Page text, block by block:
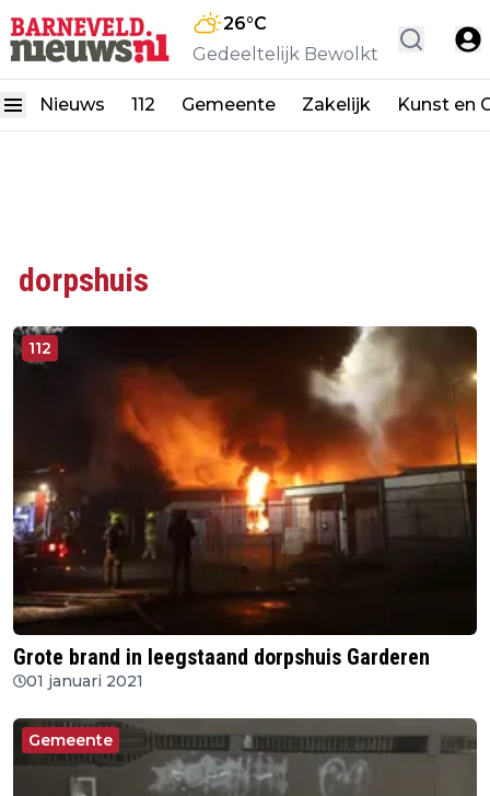
26°C
Gedeeltelijk Bewolkt
Nieuws 112 Gemeente Zakelijk Kunst en
dorpshuis
112
Grote brand in leegstaand dorpshuis Garderen
01 januari 2021
Gemeente